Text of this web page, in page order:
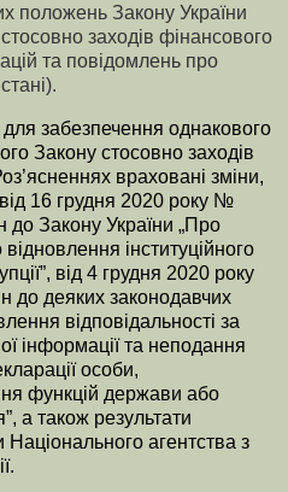
положень Закону України
заходів фінансового
та повідомлень про
для забезпечення однакового
Закону стосовно заходів
враховані зміни,
16 грудня 2020 року №
до Закону України „Про
інституційного
від 4 грудня 2020 року
до деяких законодавчих
відповідальності за
інформації та неподання
особи,
функцій держави або
а також результати
Національного агентства з